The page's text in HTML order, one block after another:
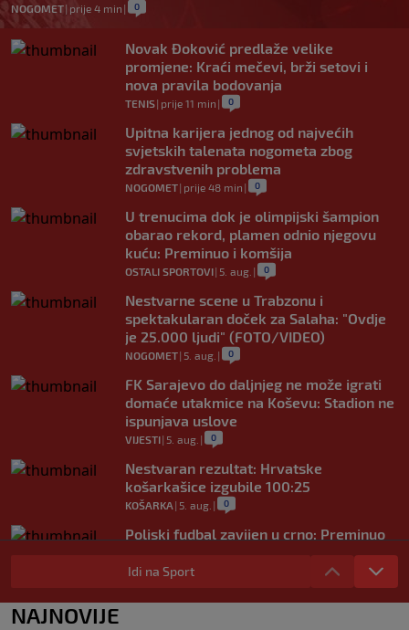
NOGOMET| prije 4 min | 0
Novak Đoković predlaže velike
promjene: Kraći mečevi, brži setovi i
nova pravila bodovanja
TENIS| prije 11 min | 0
Upitna karijera jednog od najvećih
svjetskih talenata nogometa zbog
zdravstvenih problema
NOGOMET| prije 48 min | 0
U trenucima dok je olimpijski šampion
obarao rekord, plamen odnio njegovu
kuću: Preminuo i komšija
OSTALI SPORTOVI| 5. aug. | 0
Nestvarne scene u Trabzonu i
spektakularan doček za Salaha: "Ovdje
je 25.000 ljudi" (FOTO/VIDEO)
NOGOMET| 5. aug. | 0
FK Sarajevo do daljnjeg ne može igrati
domaće utakmice na Koševu: Stadion ne
ispunjava uslove
VIJESTI| 5. aug. | 0
Nestvaran rezultat: Hrvatske
košarkašice izgubile 100:25
KOŠARKA | 5. aug. | 0
Poljski fudbal zavijen u crno: Preminuo
legendarni golman u 44. godini života
NOGOMET|5. aug.
Neymar totalno pogubio živce: Asistirao
Idi na Sport
NAJNOVIJE